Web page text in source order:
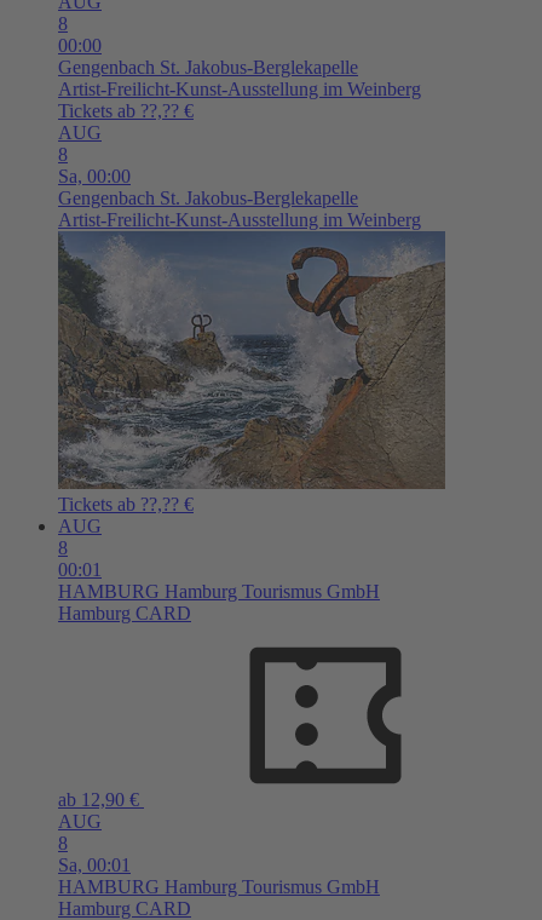
8
00:00
Gengenbach St. Jakobus-Berglekapelle
Artist-Freilicht-Kunst-Ausstellung im Weinberg
Tickets ab ??,?? €
AUG
8
Sa, 00:00
Gengenbach St. Jakobus-Berglekapelle
Artist-Freilicht-Kunst-Ausstellung im Weinberg
Tickets ab ??,?? €
AUG
8
00:01
HAMBURG Hamburg Tourismus GmbH
Hamburg CARD
ab 12,90 €
AUG
8
Sa, 00:01
HAMBURG Hamburg Tourismus GmbH
Hamburg CARD